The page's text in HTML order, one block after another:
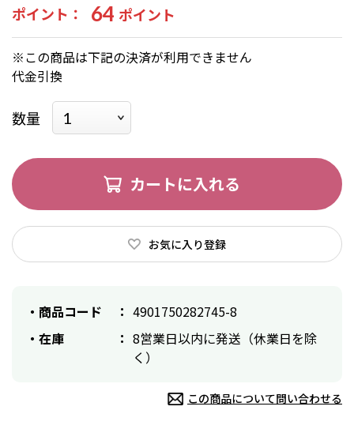
ポイント 64
※この商品は下記の決済が利用できません
代金引換
数量
カートに入れる
お気に入り登録
商品コード
4901750282745-8
在庫
8営業日以内に発送（休業日を除
く）
この商品について問い合わせる